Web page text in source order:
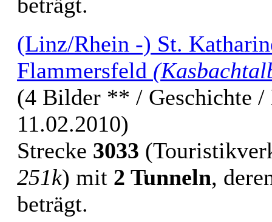
(Linz/Rhein -) St.
Flammersfeld
(4 Bilder ** / Geschichte /
11.02.2010)
Strecke 3033
251k) mit 2 Tunneln,
beträgt.